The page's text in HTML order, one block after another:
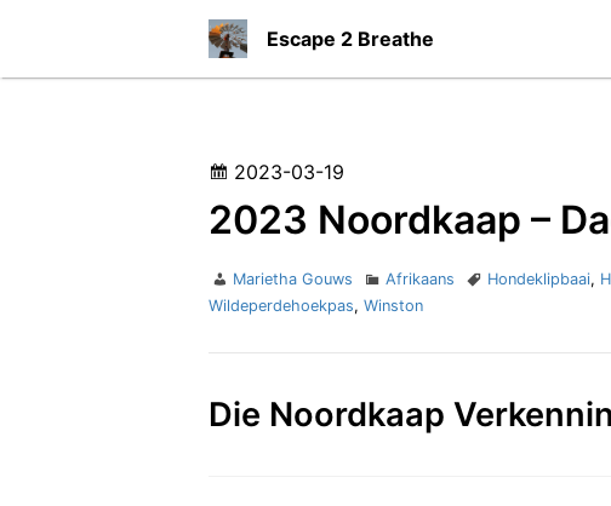
i
Escape 2 Breathe
P
o
s
t
e
n
2023-03-19
2023 Noordkaap –
A
u
h
r
Marietha Gouws
C
a
e
o
Afrikaans
T
s
Hondeklipbaai,
Wildeperdehoekpas, Winston
Die Noordkaap